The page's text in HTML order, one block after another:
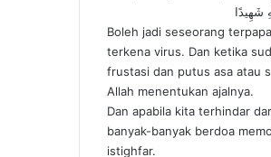
شَهِيدًا
Boleh jadi seseorang
terkena virus. Dan ketika
frustasi dan putus asa atau
Allah menentukan ajalnya.
Dan apabila kita terhindar
banyak-banyak berdoa
istighfar.